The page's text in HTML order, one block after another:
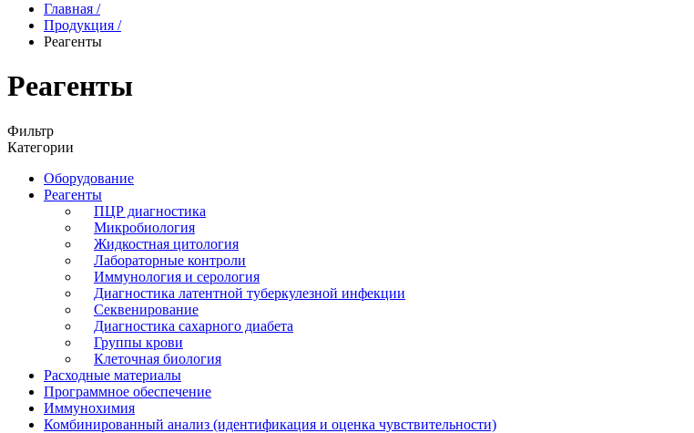
Главная /
Продукция /
Реагенты
Реагенты
Фильтр
Категории
Оборудование
Реагенты
ПЦР диагностика
Микробиология
Жидкостная цитология
Лабораторные контроли
Иммунология и серология
Диагностика латентной туберкулезной инфекции
Секвенирование
Диагностика сахарного диабета
Группы крови
Клеточная биология
Расходные материалы
Программное обеспечение
Иммунохимия
Комбинированный анализ (идентификация и оценка чувствительности)